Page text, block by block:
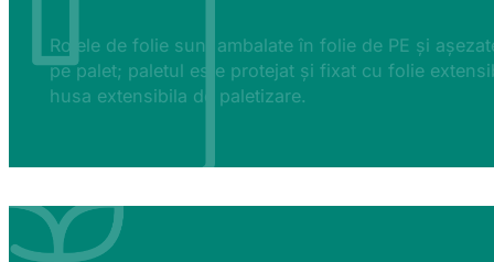
Rolele de folie sunt ambalate în folie de PE și
pe palet; paletul este protejat și fixat cu folie
husa extensibila de paletizare.